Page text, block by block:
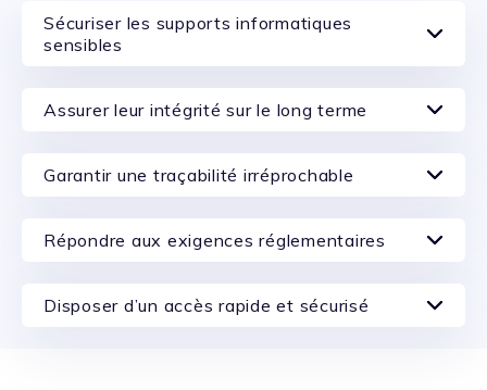
Sécuriser les supports informatiques
sensibles
Assurer leur intégrité sur le long terme
Garantir une traçabilité irréprochable
Répondre aux exigences réglementaires
Disposer d’un accès rapide et sécurisé